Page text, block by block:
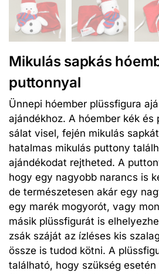
Mikulás sapkás
puttonnyal
Ünnepi hóember plüssfigura
ajándékhoz. A hóember kék és
sálat visel, fején mikulás
hatalmas mikulás puttony
ajándékodat rejtheted. A
hogy egy nagyobb narancs is
de természetesen akár egy
egy marék mogyorót, vagy
másik plüssfigurát is
zsák száját az ízléses kis
össze is tudod kötni. A
található, hogy szükség esetén